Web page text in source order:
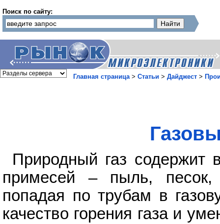
Поиск по сайту:
Главная страница> Статьи > Дайджест >
Природный газ содержит
примесей – пыль,
попадая по трубам в
качество горения газа и